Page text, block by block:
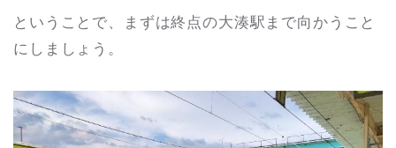
ということで、まずは終点の大湊駅まで向かうこと
にしましょう。